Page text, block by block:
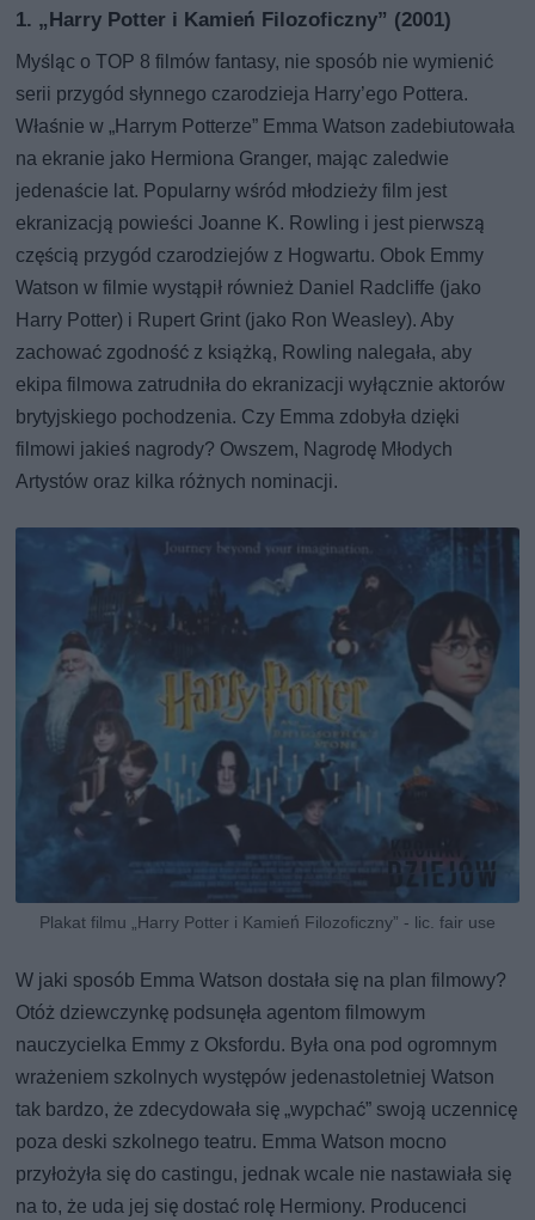
1. „Harry Potter i Kamień Filozoficzny” (2001)
Myśląc o TOP 8 filmów fantasy, nie sposób nie wymienić
serii przygód słynnego czarodzieja Harry’ego Pottera.
Właśnie w „Harrym Potterze” Emma Watson zadebiutowała
na ekranie jako Hermiona Granger, mając zaledwie
jedenaście lat. Popularny wśród młodzieży film jest
ekranizacją powieści Joanne K. Rowling i jest pierwszą
częścią przygód czarodziejów z Hogwartu. Obok Emmy
Watson w filmie wystąpił również Daniel Radcliffe (jako
Harry Potter) i Rupert Grint (jako Ron Weasley). Aby
zachować zgodność z książką, Rowling nalegała, aby
ekipa filmowa zatrudniła do ekranizacji wyłącznie aktorów
brytyjskiego pochodzenia. Czy Emma zdobyła dzięki
filmowi jakieś nagrody? Owszem, Nagrodę Młodych
Artystów oraz kilka różnych nominacji.
Plakat filmu „Harry Potter i Kamień Filozoficzny” - lic. fair use
W jaki sposób Emma Watson dostała się na plan filmowy?
Otóż dziewczynkę podsunęła agentom filmowym
nauczycielka Emmy z Oksfordu. Była ona pod ogromnym
wrażeniem szkolnych występów jedenastoletniej Watson
tak bardzo, że zdecydowała się „wypchać” swoją uczennicę
poza deski szkolnego teatru. Emma Watson mocno
przyłożyła się do castingu, jednak wcale nie nastawiała się
na to, że uda jej się dostać rolę Hermiony. Producenci